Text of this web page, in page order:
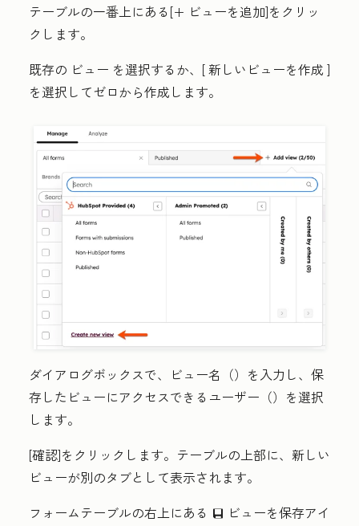
テーブルの一番上にある[+ ビューを追加]をクリッ
クします。
既存の ビュー を選択するか、[新しいビューを作成 ]
を選択してゼロから作成します。
ダイアログボックスで、ビュー名（） を入力し、保
存したビューにアクセスできるユーザー（） を選択
します。
[確認]をクリックします。テーブルの上部に、新しい
ビューが別のタブとして表示されます。
フォームテーブルの右上にある saveEditableView
ビューを保存アイ